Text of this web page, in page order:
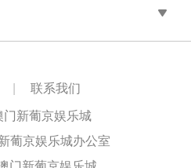
|
联系我们
新葡京娱乐城
葡京娱乐城办公室